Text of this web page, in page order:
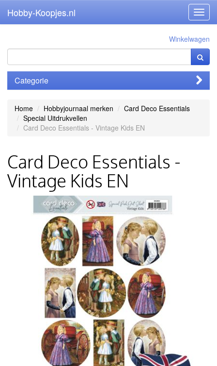
Hobby-Koopjes.nl
Winkelwagen
Categorie
Home Hobbyjournaal merken
Card Deco Essentials
Special Uitdrukvellen
Card Deco Essentials - Vintage Kids EN
Card Deco Essentials -
Vintage Kids EN